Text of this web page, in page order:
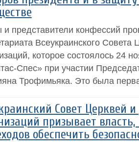
и представители конфессий
Всеукраинского Совета
которое состоялось 24
Спес» при участии
Трофимьяка. Это была
Совет Церквей
призывает
обеспечить